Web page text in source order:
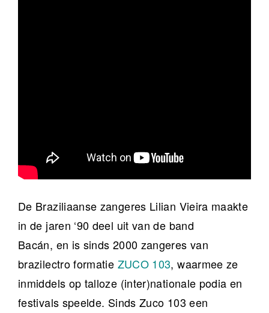
De Braziliaanse zangeres Lilian Vieira maakte
in de jaren ‘90 deel uit van de band
Bacán, en is sinds 2000 zangeres van
brazilectro formatie ZUCO 103, waarmee ze
inmiddels op talloze (inter)nationale podia en
festivals speelde. Sinds Zuco 103 een